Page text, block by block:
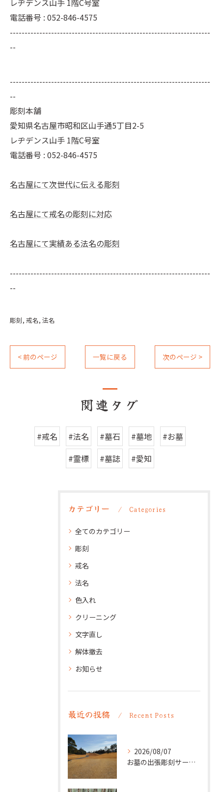
レヂデンス山手 1階C号室
電話番号 : 052-846-4575
--------------------------------------------------------------------
--
--------------------------------------------------------------------
--
彫刻本舗
愛知県名古屋市昭和区山手通5丁目2-5
レヂデンス山手 1階C号室
電話番号 : 052-846-4575
名古屋にて次世代に伝える彫刻
名古屋にて戒名の彫刻に対応
名古屋にて実績ある法名の彫刻
--------------------------------------------------------------------
--
彫刻 戒名 法名
< 前のページ 一覧に戻る 次のページ >
関連タグ
#戒名 #法名 #墓石 #墓地
#お墓
#霊標
#墓誌 #愛知
カテゴリー Categories
全てのカテゴリー
彫刻
戒名
法名
色入れ
クリーニング
文字直し
解体撤去
お知らせ
最近の投稿 Recent Posts
2026/08/07
お墓の出張彫刻サービス【彫刻本舗】愛知県清須市